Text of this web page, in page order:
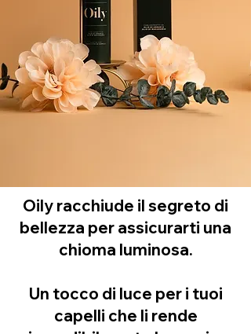
Oily racchiude il segreto di
bellezza per assicurarti una
chioma luminosa.
Un tocco di luce per i tuoi
capelli che li rende